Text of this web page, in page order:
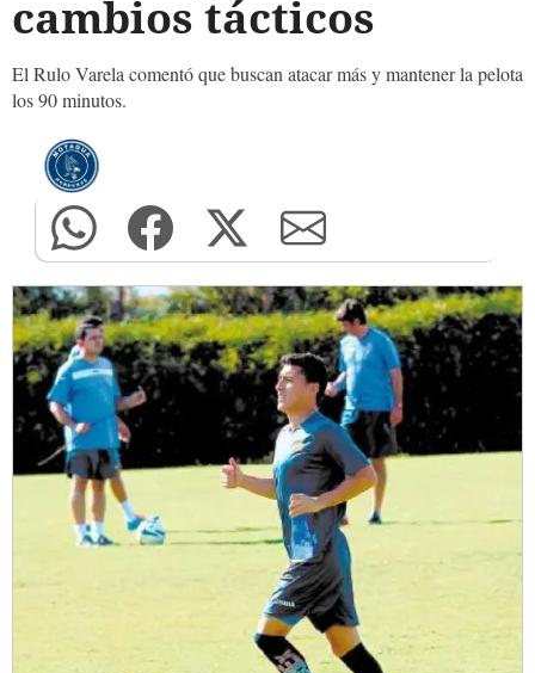
cambios tácticos
El Rulo Varela comentó que buscan atacar más y mantener la pelota
los 90 minutos.